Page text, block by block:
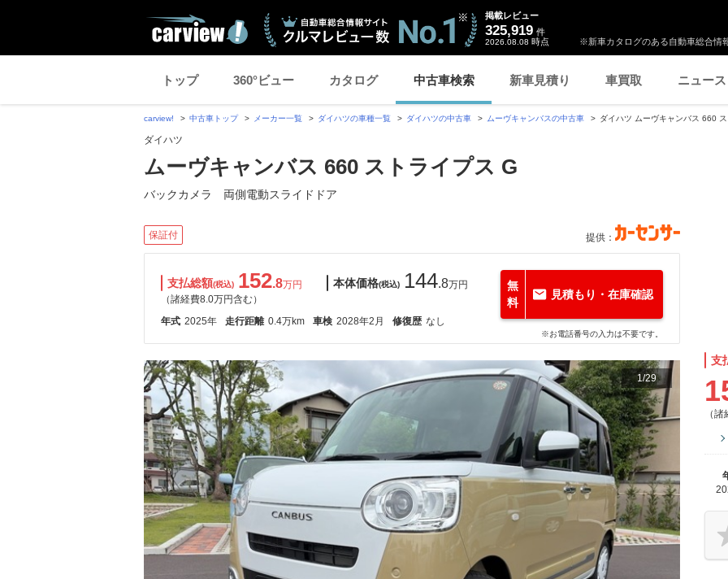
※新車カタログのある自動車総合情
掲載レビュー
325,919 件
2026.08.08 時点
トップ 360°ビュー カタログ 中古車検索 新車見積り 車買取 ニュース
carview! 中古車トップ メーカー一覧 ダイハツの車種一覧 ダイハツの中古車 ムーヴキャンバスの中古車 ダイハツ ムーヴキャンバス 660
ダイハツ
ムーヴキャンバス 660 ストライプス G
バックカメラ 両側電動スライドドア
保証付 提供：
支払総額(税込) 152.8万円
（諸経費8.0万円含む）
本体価格(税込) 144.8万円
年式 2025年 走行距離 0.4万km 車検 2028年2月 修復歴 なし
無
料
見積もり・在庫確認
※お電話番号の入力は不要です。
1/29
支
（